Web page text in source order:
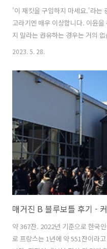
'이 재킷을 구입하지 마세요.'라는
고라기엔 매우 이상합니다. 이윤
지 말라는 권유하는 경우는 거의
사 때도 이 문구를 사용했었다고
매하는, 친환경 브랜드의 대표 주
해서 친환경이라는 파타고니아의
니다. 오늘 소개할 책도 '매거진
타고니아의 브랜드 스토리가 궁
를 알고싶은 분들 그리고 파타고
께 추천합니다(..
2023. 5. 28.
약 367잔. 2022년 기준으로 한국
로 프랑스는 1년에 약 551잔이라